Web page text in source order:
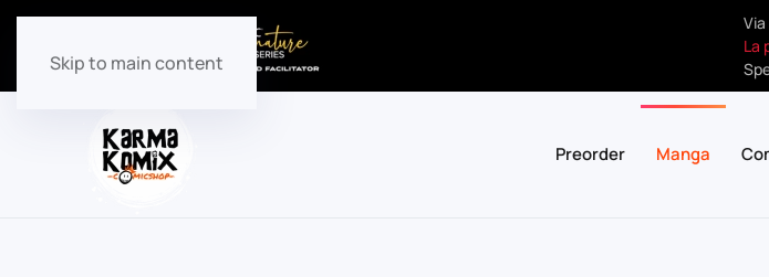
Skip to main content
La
Preorder Manga